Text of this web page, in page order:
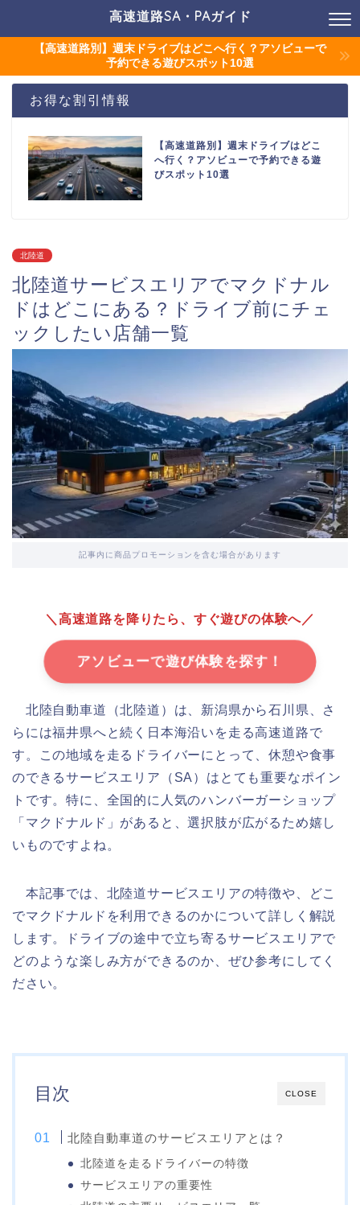
高速道路SA・PAガイド
【高速道路別】週末ドライブはどこへ行く？アソビューで
予約できる遊びスポット10選
お得な割引情報
【高速道路別】週末ドライブはどこ
へ行く？アソビューで予約できる遊
びスポット10選
北陸道
北陸道サービスエリアでマクドナル
ドはどこにある？ドライブ前にチェ
ックしたい店舗一覧
記事内に商品プロモーションを含む場合があります
＼高速道路を降りたら、すぐ遊びの体験へ／
アソビューで遊び体験を探す！
北陸自動車道（北陸道）は、新潟県から石川県、さ
らには福井県へと続く日本海沿いを走る高速道路で
す。この地域を走るドライバーにとって、休憩や食事
のできるサービスエリア（SA）はとても重要なポイン
トです。特に、全国的に人気のハンバーガーショップ
「マクドナルド」があると、選択肢が広がるため嬉し
いものですよね。
本記事では、北陸道サービスエリアの特徴や、どこ
でマクドナルドを利用できるのかについて詳しく解説
します。ドライブの途中で立ち寄るサービスエリアで
どのような楽しみ方ができるのか、ぜひ参考にしてく
ださい。
CLOSE
目次
北陸自動車道のサービスエリアとは？
北陸道を走るドライバーの特徴
サービスエリアの重要性